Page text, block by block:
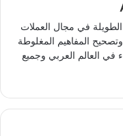
في مجال العملات
المفاهيم المغلوطة
في العالم العربي وجميع